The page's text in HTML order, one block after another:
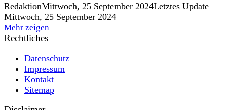
RedaktionMittwoch, 25 September 2024Letztes Update
Mittwoch, 25 September 2024
Mehr zeigen
Rechtliches
Datenschutz
Impressum
Kontakt
Sitemap